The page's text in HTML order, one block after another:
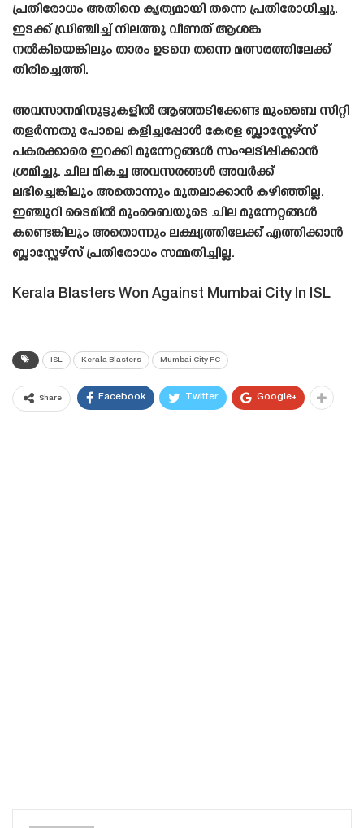
പ്രതിരോധം അതിനെ കൃത്യമായി തന്നെ പ്രതിരോധിച്ചു.
ഇടക്ക് ഡ്രിഞ്ചിച്ച് നിലത്തു വീണത് ആശങ്ക
നൽകിയെങ്കിലും താരം ഉടനെ തന്നെ മത്സരത്തിലേക്ക്
തിരിച്ചെത്തി.
അവസാനമിനുട്ടുകളിൽ ആഞ്ഞടിക്കേണ്ട മുംബൈ സിറ്റി
തളർന്നതു പോലെ കളിച്ചപ്പോൾ കേരള ബ്ലാസ്റ്റേഴ്‌സ്
പകരക്കാരെ ഇറക്കി മുന്നേറ്റങ്ങൾ സംഘടിപ്പിക്കാൻ
ശ്രമിച്ചു. ചില മികച്ച അവസരങ്ങൾ അവർക്ക്
ലഭിച്ചെങ്കിലും അതൊന്നും മുതലാക്കാൻ കഴിഞ്ഞില്ല.
ഇഞ്ചുറി ടൈമിൽ മുംബൈയുടെ ചില മുന്നേറ്റങ്ങൾ
കണ്ടെങ്കിലും അതൊന്നും ലക്ഷ്യത്തിലേക്ക് എത്തിക്കാൻ
ബ്ലാസ്റ്റേഴ്‌സ് പ്രതിരോധം സമ്മതിച്ചില്ല.
Kerala Blasters Won Against Mumbai City In ISL
ISL Kerala Blasters Mumbai City FC
Share Facebook Twitter Google+